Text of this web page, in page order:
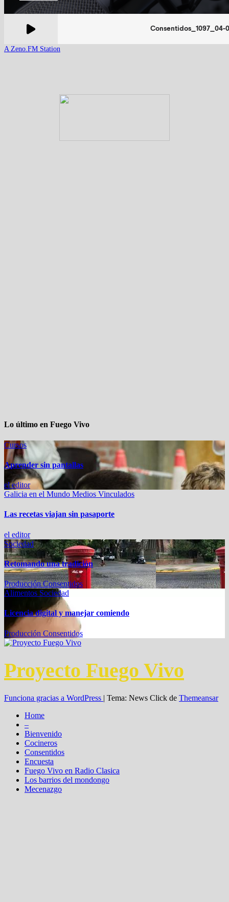
A Zeno.FM Station
Lo último en Fuego Vivo
Cursos
Aprender sin pantallas
el editor
Galicia en el Mundo Medios Vinculados
Las recetas viajan sin pasaporte
el editor
Sociedad
Retomando una tradición
Producción Consentidos
Alimentos Sociedad
Licencia digital y manejar comiendo
Producción Consentidos
Proyecto Fuego Vivo
Funciona gracias a WordPress | Tema: News Click de Themeansar
Home
–
Bienvenido
Cocineros
Consentidos
Encuesta
Fuego Vivo en Radio Clasica
Los barrios del mondongo
Mecenazgo